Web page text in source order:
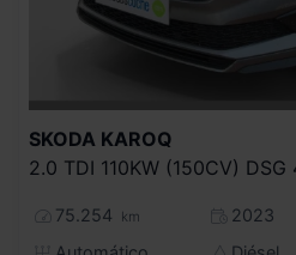
SKODA KAROQ
75.254 km
2023